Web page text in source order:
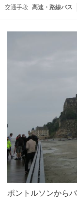
交通手段 高速・路線バス
ポントルソンから